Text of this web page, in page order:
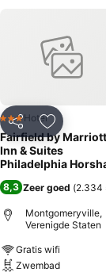
Delen
3 Sterren
Hotel
Fairfield by Marriott
Inn & Suites
Philadelphia
8,3 Zeer goed (2.334
Montgomeryville,
Verenigde Staten
Gratis wifi
Zwembad